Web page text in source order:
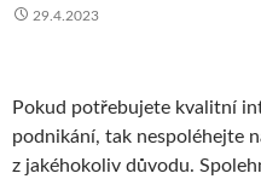
29.4.2023
Pokud potřebujete kvalitní
podnikání, tak nespoléhejte
z jakéhokoliv důvodu.